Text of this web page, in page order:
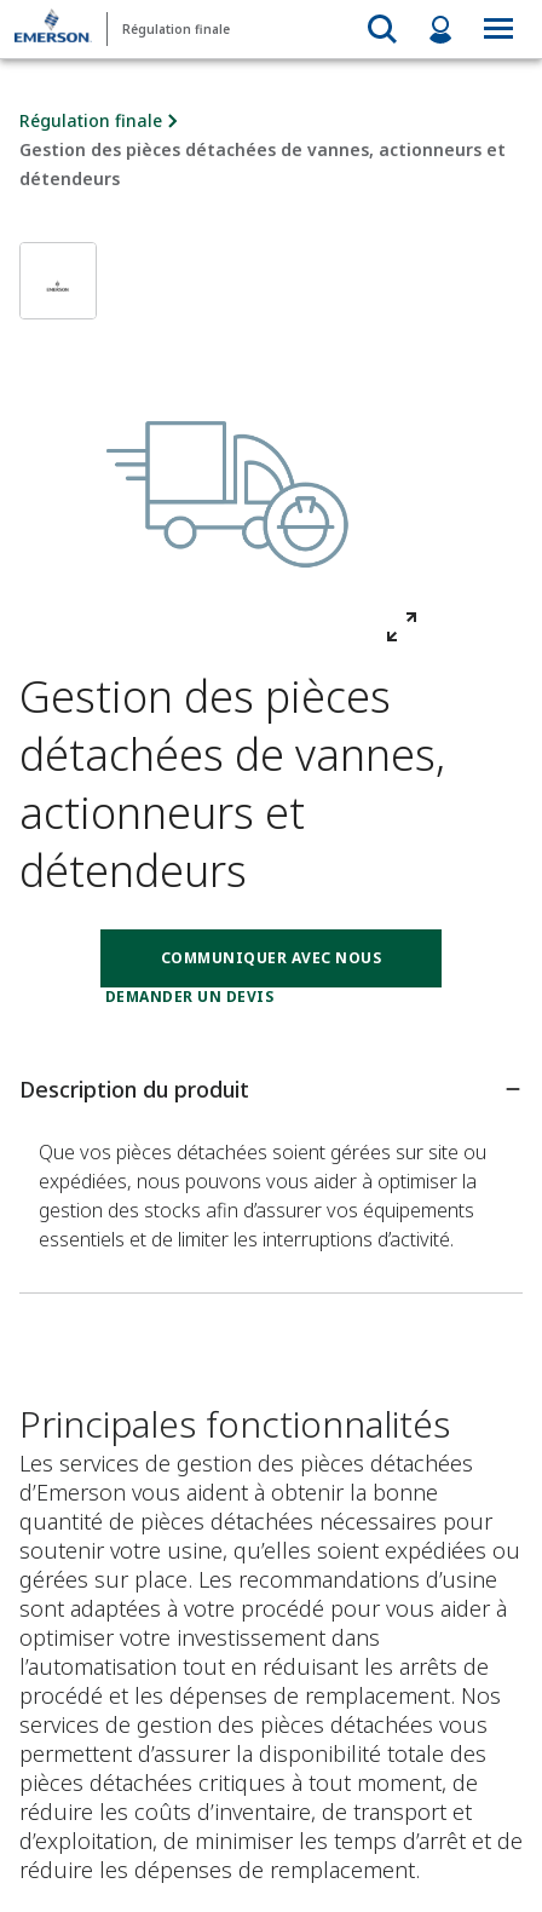
Régulation finale
Régulation finale
Gestion des pièces détachées de vannes, actionneurs et
détendeurs
Gestion des pièces
détachées de vannes,
actionneurs et
détendeurs
COMMUNIQUER AVEC NOUS
DEMANDER UN DEVIS
Description du produit
Que vos pièces détachées soient gérées sur site ou
expédiées, nous pouvons vous aider à optimiser la
gestion des stocks afin d’assurer vos équipements
essentiels et de limiter les interruptions d’activité.
Principales fonctionnalités
Les services de gestion des pièces détachées
d’Emerson vous aident à obtenir la bonne
quantité de pièces détachées nécessaires pour
soutenir votre usine, qu’elles soient expédiées ou
gérées sur place. Les recommandations d’usine
sont adaptées à votre procédé pour vous aider à
optimiser votre investissement dans
l’automatisation tout en réduisant les arrêts de
procédé et les dépenses de remplacement. Nos
services de gestion des pièces détachées vous
permettent d’assurer la disponibilité totale des
pièces détachées critiques à tout moment, de
réduire les coûts d’inventaire, de transport et
d’exploitation, de minimiser les temps d’arrêt et de
réduire les dépenses de remplacement.